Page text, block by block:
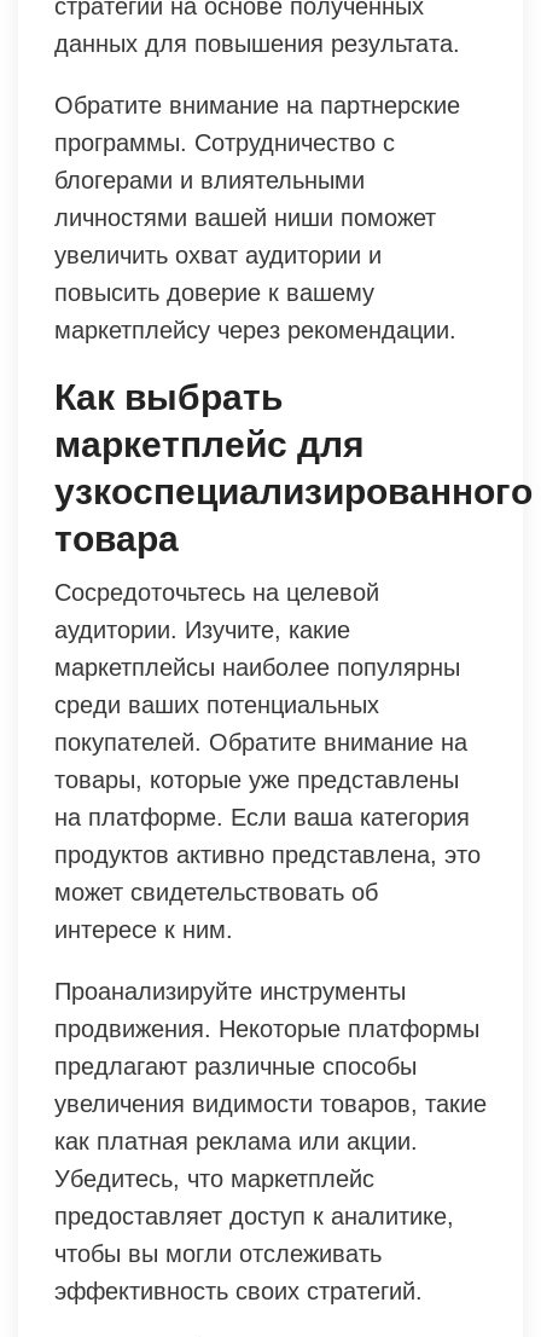
стратегии на основе полученных
данных для повышения результата.
Обратите внимание на партнерские
программы. Сотрудничество с
блогерами и влиятельными
личностями вашей ниши поможет
увеличить охват аудитории и
повысить доверие к вашему
маркетплейсу через рекомендации.
Как выбрать
маркетплейс для
узкоспециализированного
товара
Сосредоточьтесь на целевой
аудитории. Изучите, какие
маркетплейсы наиболее популярны
среди ваших потенциальных
покупателей. Обратите внимание на
товары, которые уже представлены
на платформе. Если ваша категория
продуктов активно представлена, это
может свидетельствовать об
интересе к ним.
Проанализируйте инструменты
продвижения. Некоторые платформы
предлагают различные способы
увеличения видимости товаров, такие
как платная реклама или акции.
Убедитесь, что маркетплейс
предоставляет доступ к аналитике,
чтобы вы могли отслеживать
эффективность своих стратегий.